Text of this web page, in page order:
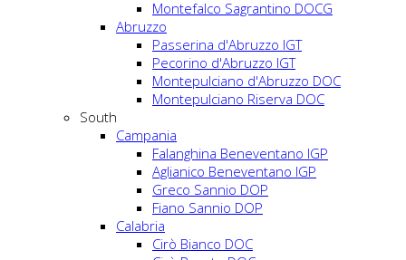
Montefalco Sagrantino DOCG
Abruzzo
Passerina d'Abruzzo IGT
Pecorino d'Abruzzo IGT
Montepulciano d'Abruzzo DOC
Montepulciano Riserva DOC
South
Campania
Falanghina Beneventano IGP
Aglianico Beneventano IGP
Greco Sannio DOP
Fiano Sannio DOP
Calabria
Cirò Bianco DOC